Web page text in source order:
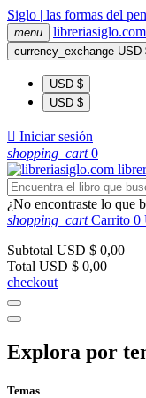
Siglo | las formas del
menu libreriasiglo.com
currency_exchange USD
USD $
USD $
 Iniciar sesión
shopping_cart 0
¿No encontraste lo que
shopping_cart Carrito 0
Subtotal USD $ 0,00
Total USD $ 0,00
checkout
Explora por
Temas